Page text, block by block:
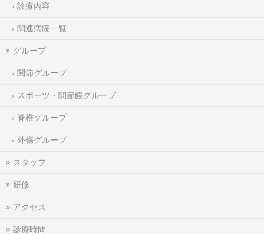
診療内容
関連病院一覧
グループ
関節グループ
スポーツ・関節鏡グループ
脊椎グループ
外傷グループ
スタッフ
研修
アクセス
診療時間